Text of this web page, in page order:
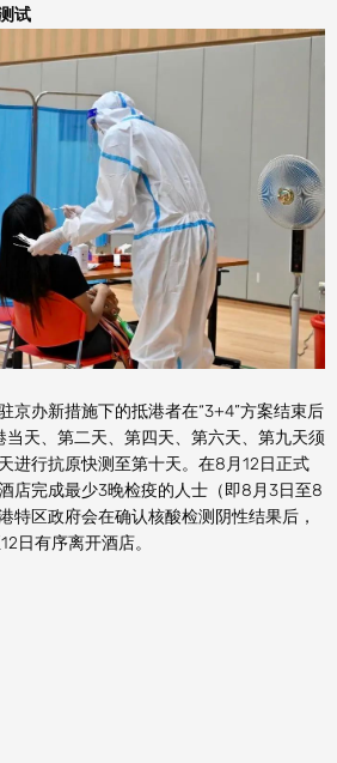
试
京办新措施下的抵港者在“3+4”方案结束后
天、第二天、第四天、第六天、第九天须
进行抗原快测至第十天。在8月12日正式
店完成最少3晚检疫的人士（即8月3日至8
特区政府会在确认核酸检测阴性结果后，
日有序离开酒店。